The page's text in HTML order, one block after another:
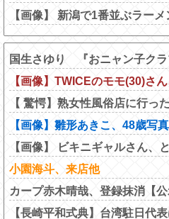
【画像】 新潟で1番並ぶラー
国生さゆり 『おニャン子ク
【画像】TWICEのモモ(30)さ
【 驚愕】熟女性風俗店に行っ
【画像】雛形あきこ、48歳写
【画像】 ビキニギャルさん、
小園海斗、来店他
カープ赤木晴哉、登録抹消【
【長崎平和式典】台湾駐日代